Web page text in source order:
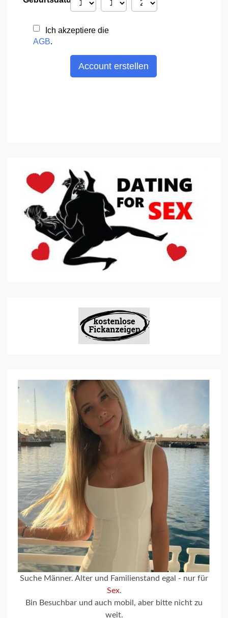
Suche Männer. Alter und Familienstand egal - nur für
Sex.
Bin Besuchbar und auch mobil, aber bitte nicht zu
weit.